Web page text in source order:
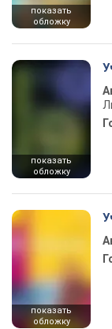
показать
обложку
показать
обложку
показать
обложку